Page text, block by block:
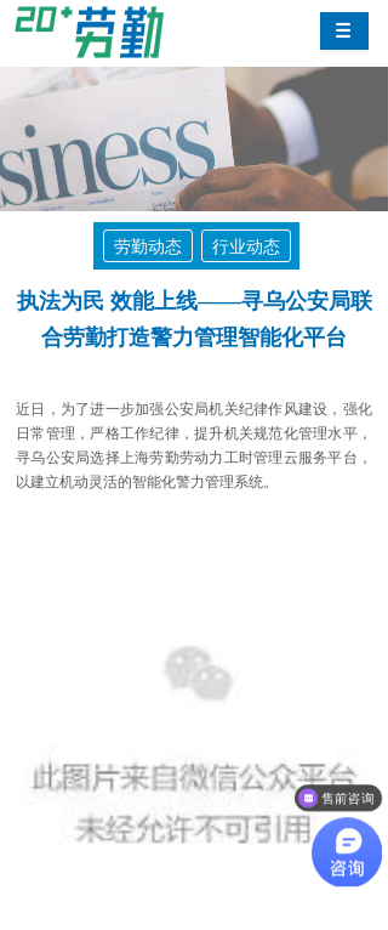
劳勤动态 行业动态
执法为民 效能上线——寻乌公安局联
合劳勤打造警力管理智能化平台
近日，为了进一步加强公安局机关纪律作风建设，强化
日常管理，严格工作纪律，提升机关规范化管理水平，
寻乌公安局选择上海劳勤劳动力工时管理云服务平台，
以建立机动灵活的智能化警力管理系统。
售前咨询